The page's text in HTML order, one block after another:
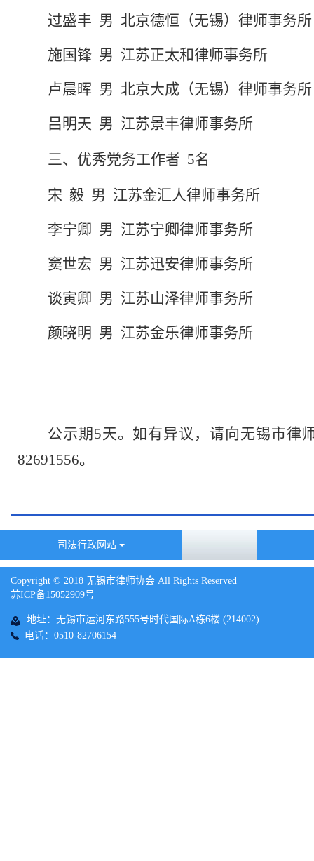
过盛丰 男 北京德恒（无锡）律师事务所
施国锋 男 江苏正太和律师事务所
卢晨晖 男 北京大成 （无锡）律师事务所
吕明天 男 江苏景丰律师事务所
三、优秀党务工作者 5名
宋 毅 男 江苏金汇人律师事务所
李宁卿 男 江苏宁卿律师事务所
窦世宏 男 江苏迅安律师事务所
谈寅卿 男 江苏山泽律师事务所
颜晓明 男 江苏金乐律师事务所
公示期 5天。如有异议，请向无锡市律
82691556。
司法行政网站
Copyright © 2018 无锡市律师协会 All Rights Reserved
苏ICP备15052909号
地址：无锡市运河东路555号时代国际A栋6楼 (214002)
电话：0510-82706154